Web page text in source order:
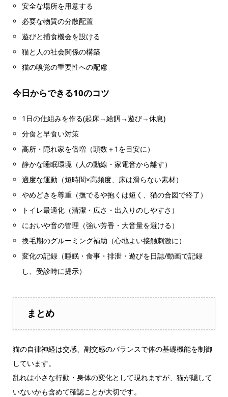
安全な場所を用意する
必要な物質の分散配置
遊びと捕食機会を設ける
猫と人の社会関係の構築
猫の嗅覚の重要性への配慮
今日からできる10のコツ
1日の仕組みを作る(起床→給餌→遊び→休息)
分食と早食い対策
高所・隠れ家を倍増（頭数＋1を目安に）
静かな睡眠環境（人の動線・家電音から離す）
適度な運動（短時間×高頻度、床は滑らない素材）
やめどきを尊重（撫でるや抱くは短く、猫の合図で終了）
トイレ最適化（清潔・広さ・出入りのしやすさ）
においや音の管理（強い芳香・大音量を避ける）
換毛期のグルーミング補助（心地よい接触刺激に）
変化の記録（睡眠・食事・排泄・遊びを日誌/動画で記録
し、受診時に提示）
まとめ
猫の自律神経は交感、副交感のバランスで体の基礎機能を制御
しています。
乱れは小さな行動・身体の変化として現れますが、猫が隠して
いないかも含めて確認ことが大切です。